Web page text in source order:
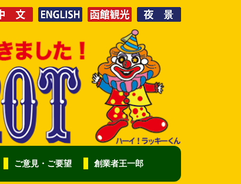
ご意見・ご要望 創業者王一郎